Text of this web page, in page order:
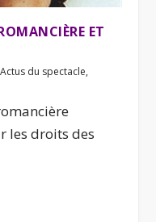
ET
Actus du spectacle,
les droits des